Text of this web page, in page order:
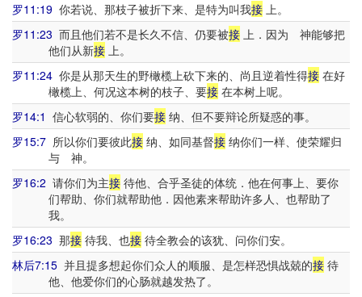
罗11:19 你若说、那枝子被折下来、是特为叫我接 上。
罗11:23 而且他们若不是长久不信、仍要被接 上．因为 神能够把
他们从新接上。
罗11:24 你是从那天生的野橄榄上砍下来的、尚且逆着性得接 在好
橄榄上、何况这本树的枝子、要接在本树上呢。
罗14:1 信心软弱的、你们要接 纳、但不要辩论所疑惑的事。
罗15:7 所以你们要彼此接 纳、如同基督接 纳你们一样、使荣耀归
与 神。
罗16:2 请你们为主接 待他、合乎圣徒的体统．他在何事上、要你
们帮助、你们就帮助他．因他素来帮助许多人、也帮助了
我。
罗16:23 那接 待我、也接 待全教会的该犹、问你们安。
林后7:15 并且提多想起你们众人的顺服、是怎样恐惧战兢的接 待
他、他爱你们的心肠就越发热了。